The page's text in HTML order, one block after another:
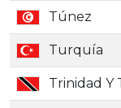
Túnez
Turquía
Trinidad Y